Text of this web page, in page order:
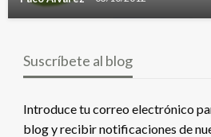
Suscríbete al blog
Introduce tu correo electrónico
blog y recibir notificaciones de